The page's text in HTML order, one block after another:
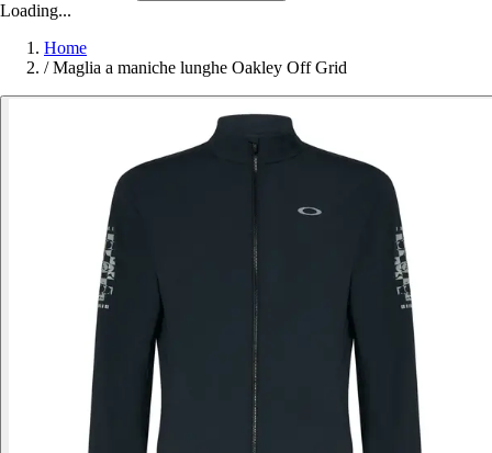
Loading...
Home
/ Maglia a maniche lunghe Oakley Off Grid